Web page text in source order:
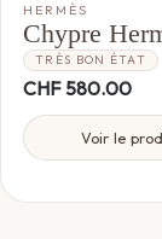
HERMÈS
Chypre
TRÈS BON ÉTAT
CHF580.00
Voir le